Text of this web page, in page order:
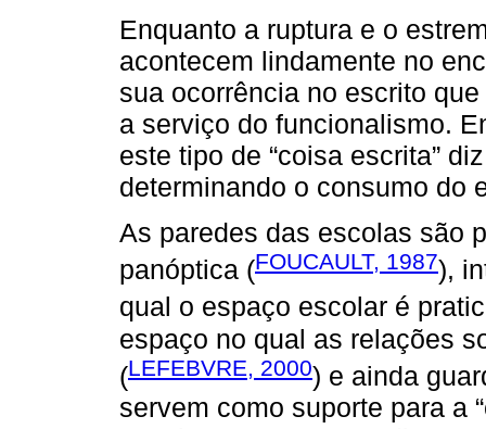
Enquanto a ruptura e o
acontecem lindamente no
sua ocorrência no escrito
a serviço do funcionalismo.
este tipo de “coisa escrita”
determinando o consumo do
As paredes das escolas são
panóptica (FOUCAULT, 1987),
qual o espaço escolar é
espaço no qual as relações
(LEFEBVRE, 2000) e ainda
servem como suporte para a